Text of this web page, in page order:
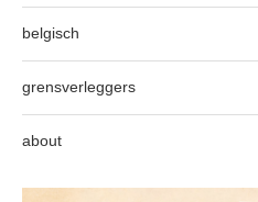
belgisch
grensverleggers
about